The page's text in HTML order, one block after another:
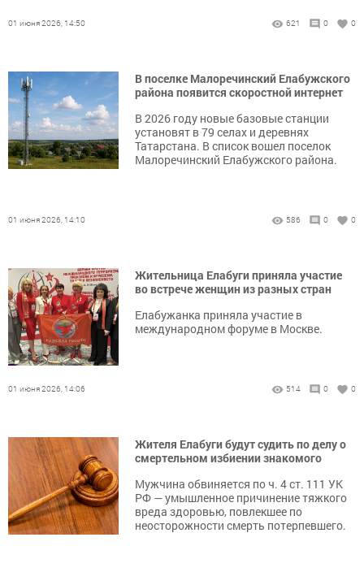
01 июня 2026, 14:50 621 0 0
В поселке Малоречинский Елабужского
района появится скоростной интернет
В 2026 году новые базовые станции
установят в 79 селах и деревнях
Татарстана. В список вошел поселок
Малоречинский Елабужского района.
01 июня 2026, 14:10 586 0 0
Жительница Елабуги приняла участие
во встрече женщин из разных стран
Елабужанка приняла участие в
международном форуме в Москве.
01 июня 2026, 14:06 514 0 0
Жителя Елабуги будут судить по делу о
смертельном избиении знакомого
Мужчина обвиняется по ч. 4 ст. 111 УК
РФ — умышленное причинение тяжкого
вреда здоровью, повлекшее по
неосторожности смерть потерпевшего.